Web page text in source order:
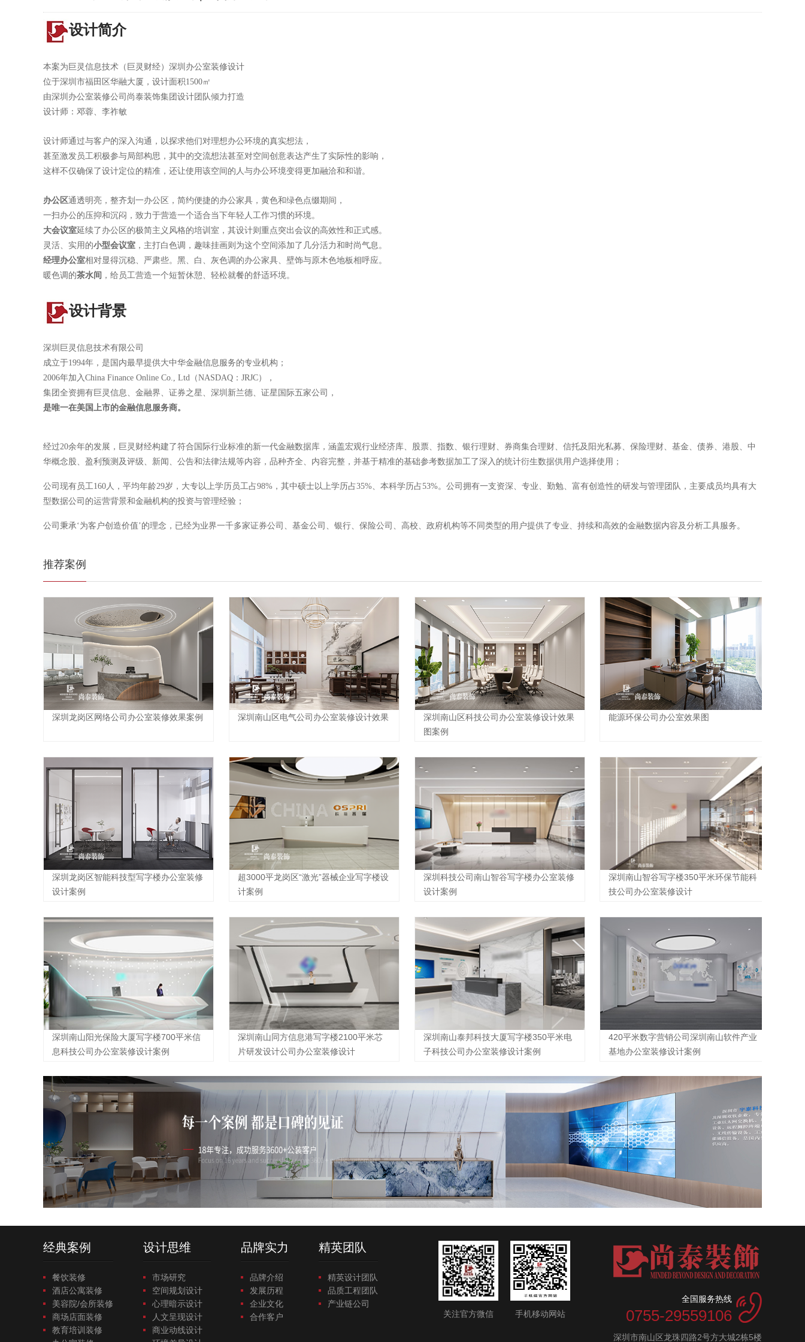
设计简介
本案为巨灵信息技术（巨灵财经）深圳办公室装修设计
位于深圳市福田区华融大厦，设计面积1500㎡
由深圳办公室装修公司尚泰装饰集团设计团队倾力打造
设计师：邓蓉、李祚敏
设计师通过与客户的深入沟通，以探求他们对理想办公环境的真实想法，
甚至激发员工积极参与局部构思，其中的交流想法甚至对空间创意表达产生了实际性的影响，
这样不仅确保了设计定位的精准，还让使用该空间的人与办公环境变得更加融洽和和谐。
办公区通透明亮，整齐划一办公区，简约便捷的办公家具，黄色和绿色点缀期间，
一扫办公的压抑和沉闷，致力于营造一个适合当下年轻人工作习惯的环境。
大会议室延续了办公区的极简主义风格的培训室，其设计则重点突出会议的高效性和正式感。
灵活、实用的小型会议室 ，主打白色调，趣味挂画则为这个空间添加了几分活力和时尚气息。
经理办公室相对显得沉稳、严肃些。黑、白、灰色调的办公家具、壁饰与原木色地板相呼应。
暖色调的茶水间 ，给员工营造一个短暂休憩、轻松就餐的舒适环境。
设计背景
深圳巨灵信息技术有限公司
成立于1994年，是国内最早提供大中华金融信息服务的专业机构；
2006年加入China Finance Online Co., Ltd（NASDAQ：JRJC），
集团全资拥有巨灵信息、金融界、证券之星、深圳新兰德、证星国际五家公司，
是唯一在美国上市的金融信息服务商。
经过20余年的发展，巨灵财经构建了符合国际行业标准的新一代金融数据库， 涵盖宏观行业经济库、股票、指数、银行理财、券商集合理财、信托及阳光私募、保险理财、基金、债券、港股、中
华概念股、盈利预测及评级、新闻、公告和法律法规等内容，品种齐全、内容完整，并基于精准的基础参考数据加工了深入的统计衍生数据供用户选择使用；
公司现有员工160人，平均年龄29岁，大专以上学历员工占98%，其中硕士以上学历占35%、本科学历占53%。公司拥有一支资深、专业、勤勉、富有创造性的研发与管理团队，主要成员均具有大
型数据公司的运营背景和金融机构的投资与管理经验；
公司秉承‘为客户创造价值’的理念，已经为业界一千多家证券公司、基金公司、银行、保险公司、高校、政府机构等不同类型的用户提供了专业、持续和高效的金融数据内容及分析工具服务。
推荐案例
深圳龙岗区网络公司办公室装修效果案例 深圳南山区电气公司办公室装修设计效果
深圳南山区科技公司办公室装修设计效果
图案例
能源环保公司办公室效果图
深圳龙岗区智能科技型写字楼办公室装修
设计案例
超3000平龙岗区“激光”器械企业写字楼设
计案例
深圳科技公司南山智谷写字楼办公室装修
设计案例
深圳南山智谷写字楼350平米环保节能科
技公司办公室装修设计
深圳南山阳光保险大厦写字楼700平米信
息科技公司办公室装修设计案例
深圳南山同方信息港写字楼2100平米芯
片研发设计公司办公室装修设计
深圳南山泰邦科技大厦写字楼350平米电
子科技公司办公室装修设计案例
420平米数字营销公司深圳南山软件产业
基地办公室装修设计案例
经典案例
餐饮装修
酒店公寓装修
美容院/会所装修
商场店面装修
教育培训装修
设计思维
市场研究
空间规划设计
心理暗示设计
人文呈现设计
商业动线设计
品牌实力
品牌介绍
发展历程
企业文化
合作客户
精英团队
精英设计团队
品质工程团队
产业链公司
关注官方微信
手机移动网站
全国服务热线
0755-29559106
深圳市南山区龙珠四路2号方大城2栋5楼